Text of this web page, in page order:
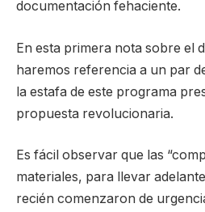
documentación fehaciente.
En esta primera nota sobre el
haremos referencia a un par
la estafa de este programa
propuesta revolucionaria.
Es fácil observar que las
materiales, para llevar
recién comenzaron de